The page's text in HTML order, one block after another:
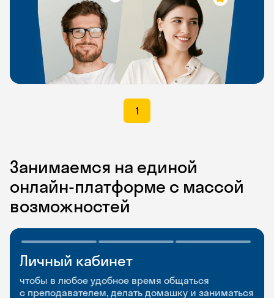
1
Занимаемся на единой
онлайн-платформе с массой
возможностей
Личный кабинет
чтобы в любое удобное время общаться
с преподавателем, делать домашку и заниматься
Мобильное
приложение
Разговорные клубы
и Talks